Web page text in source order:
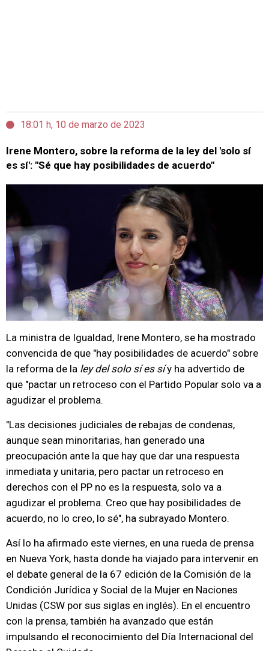
18:01 h, 10 de marzo de 2023
Irene Montero, sobre la reforma de la ley del 'solo sí
es sí': "Sé que hay posibilidades de acuerdo"
La ministra de Igualdad, Irene Montero, se ha mostrado
convencida de que "hay posibilidades de acuerdo" sobre
la reforma de la ley del solo sí es síy ha advertido de
que "pactar un retroceso con el Partido Popular solo va a
agudizar el problema.
"Las decisiones judiciales de rebajas de condenas,
aunque sean minoritarias, han generado una
preocupación ante la que hay que dar una respuesta
inmediata y unitaria, pero pactar un retroceso en
derechos con el PP no es la respuesta, solo va a
agudizar el problema. Creo que hay posibilidades de
acuerdo, no lo creo, lo sé", ha subrayado Montero.
Así lo ha afirmado este viernes, en una rueda de prensa
en Nueva York, hasta donde ha viajado para intervenir en
el debate general de la 67 edición de la Comisión de la
Condición Jurídica y Social de la Mujer en Naciones
Unidas (CSW por sus siglas en inglés). En el encuentro
con la prensa, también ha avanzado que están
impulsando el reconocimiento del Día Internacional del